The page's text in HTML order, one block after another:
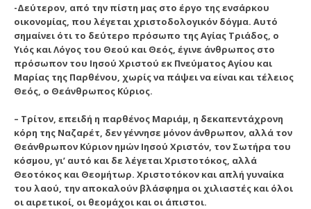
-Δεύτερον, από την πίστη μας στο έργο της ενσάρκου
οικονομίας, που λέγεται χριστοδολογικόν δόγμα. Αυτό
σημαίνει ότι το δεύτερο πρόσωπο της Αγίας Τριάδος, ο
Υιός και Λόγος του Θεού και Θεός, έγινε άνθρωπος στο
πρόσωπον του Ιησού Χριστού εκ Πνεύματος Αγίου και
Μαρίας της Παρθένου, χωρίς να πάψει να είναι και τέλειος
Θεός, ο Θεάνθρωπος Κύριος.
– Τρίτον, επειδή η παρθένος Μαριάμ, η δεκαπεντάχρονη
κόρη της Ναζαρέτ, δεν γέννησε μόνον άνθρωπον, αλλά τον
Θεάνθρωπον Κύριον ημών Ιησού Χριστόν, τον Σωτήρα του
κόσμου, γι’ αυτό και δε λέγεται Χριστοτόκος, αλλά
Θεοτόκος και Θεομήτωρ. Χριστοτόκον και απλή γυναίκα
του λαού, την αποκαλούν βλάσφημα οι χιλιαστές και όλοι
οι αιρετικοί, οι θεομάχοι και οι άπιστοι.